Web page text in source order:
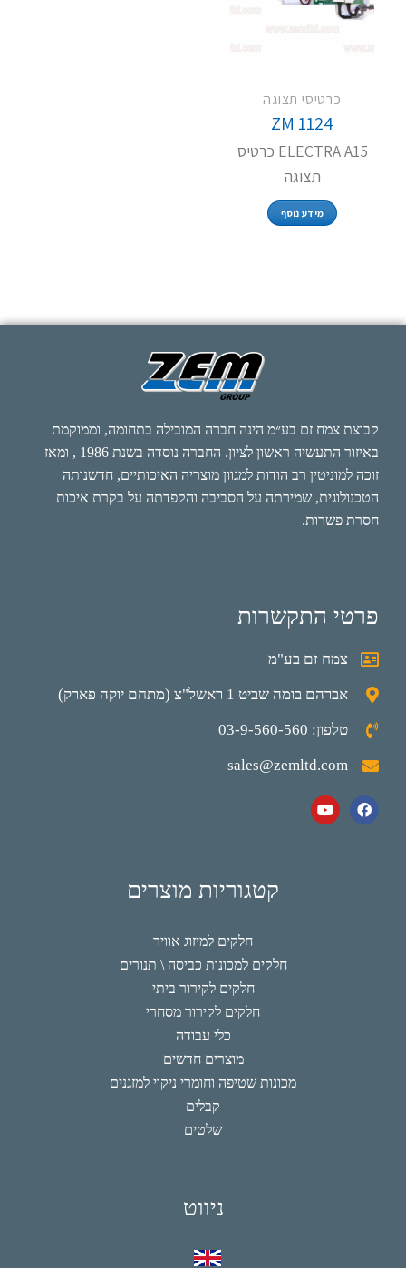
כרטיסי תצוגה
ZM 1124
ELECTRA A15 כרטיס
תצוגה
מידע נוסף
קבוצת צמח זם בע״מ הינה חברה המובילה בתחומה, וממוקמת
באיזור התעשיה ראשון לציון. החברה נוסדה בשנת 1986 , ומאז
זוכה למוניטין רב הודות למגוון מוצריה האיכותיים, חדשנותה
הטכנולוגית, שמירתה על הסביבה והקפדתה על בקרת איכות
חסרת פשרות.
פרטי התקשרות
צמח זם בע"מ
אברהם בומה שביט 1 ראשל"צ (מתחם יוקה פארק)
טלפון: 03-9-560-560
sales@zemltd.com
קטגוריות מוצרים
חלקים למיזוג אוויר
חלקים למכונות כביסה \ תנורים
חלקים לקירור ביתי
חלקים לקירור מסחרי
כלי עבודה
מוצרים חדשים
מכונות שטיפה וחומרי ניקוי למזגנים
קבלים
שלטים
ניווט